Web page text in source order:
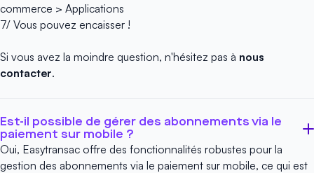
commerce > Applications
7/ Vous pouvez encaisser !
Si vous avez la moindre question, n'hésitez pas à nous
contacter.
Est-il possible de gérer des abonnements via le
paiement sur mobile ?
Oui, Easytransac offre des fonctionnalités robustes pour la
gestion des abonnements via le paiement sur mobile, ce qui est